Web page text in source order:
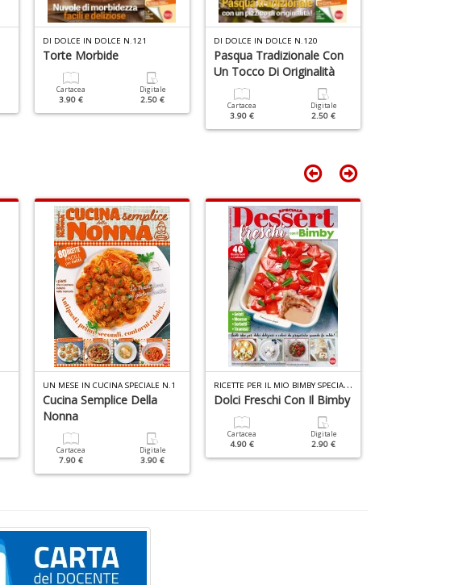
DI DOLCE IN DOLCE N.121
Torte Morbide
Cartacea
3.90 €
Digitale
2.50 €
DI DOLCE IN DOLCE N.120
Pasqua Tradizionale Con
Un Tocco Di Originalità
Cartacea
3.90 €
Digitale
2.50 €
UN MESE IN CUCINA SPECIALE N.1
Cucina Semplice Della
Nonna
Cartacea
7.90 €
Digitale
3.90 €
R
ICETTE PER IL MIO BIMBY SPECIALE N.8
Dolci Freschi Con Il Bimby
Cartacea
4.90 €
Digitale
2.90 €